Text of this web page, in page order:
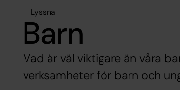
Lyssna
Barn
Vad är väl viktigare än våra
verksamheter för barn och